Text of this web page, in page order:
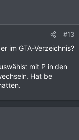
#13
im GTA-Verzeichnis?
mit P in den
Hat bei